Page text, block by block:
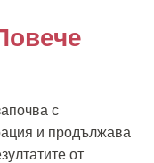
с
и продължава
от